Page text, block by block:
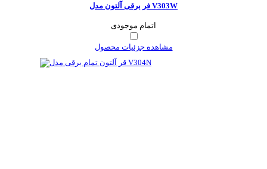
فر برقی آلتون مدل V303W
اتمام موجودی
مشاهده جزئیات محصول